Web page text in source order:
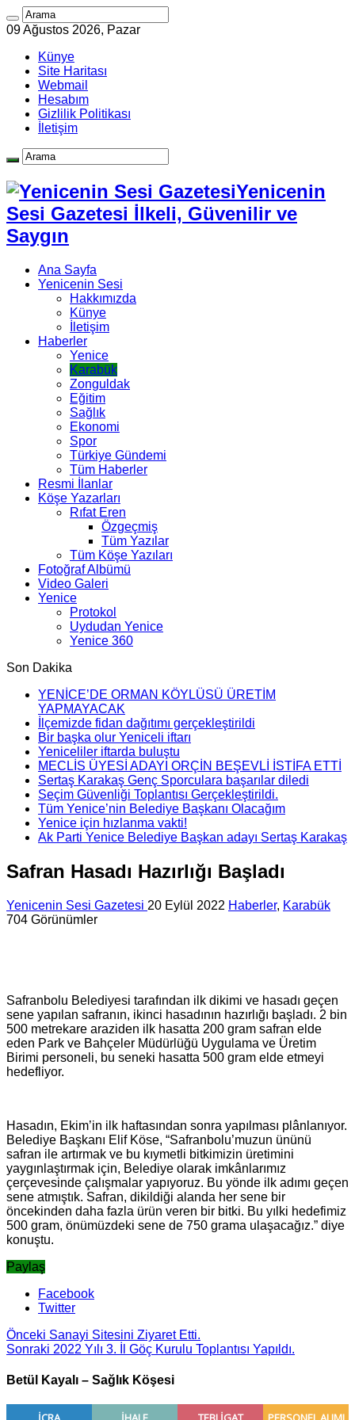
09 Ağustos 2026, Pazar
Künye
Site Haritası
Webmail
Hesabım
Gizlilik Politikası
İletişim
Yenicenin
Sesi Gazetesi İlkeli, Güvenilir ve
Saygın
Ana Sayfa
Yenicenin Sesi
Hakkımızda
Künye
İletişim
Haberler
Yenice
Karabük
Zonguldak
Eğitim
Sağlık
Ekonomi
Spor
Türkiye Gündemi
Tüm Haberler
Resmi İlanlar
Köşe Yazarları
Rıfat Eren
Özgeçmiş
Tüm Yazılar
Tüm Köşe Yazıları
Fotoğraf Albümü
Video Galeri
Yenice
Protokol
Uydudan Yenice
Yenice 360
Son Dakika
YENİCE’DE ORMAN KÖYLÜSÜ ÜRETİM
YAPMAYACAK
İlçemizde fidan dağıtımı gerçekleştirildi
Bir başka olur Yeniceli iftarı
Yeniceliler iftarda buluştu
MECLİS ÜYESİ ADAYI ORÇİN BEŞEVLİ İSTİFA ETTİ
Sertaş Karakaş Genç Sporculara başarılar diledi
Seçim Güvenliği Toplantısı Gerçekleştirildi.
Tüm Yenice’nin Belediye Başkanı Olacağım
Yenice için hızlanma vakti!
Ak Parti Yenice Belediye Başkan adayı Sertaş Karakaş
Safran Hasadı Hazırlığı Başladı
Yenicenin Sesi Gazetesi 20 Eylül 2022 Haberler, Karabük
704 Görünümler
Safranbolu Belediyesi tarafından ilk dikimi ve hasadı geçen
sene yapılan safranın, ikinci hasadının hazırlığı başladı. 2 bin
500 metrekare araziden ilk hasatta 200 gram safran elde
eden Park ve Bahçeler Müdürlüğü Uygulama ve Üretim
Birimi personeli, bu seneki hasatta 500 gram elde etmeyi
hedefliyor.
Hasadın, Ekim’in ilk haftasından sonra yapılması plânlanıyor.
Belediye Başkanı Elif Köse, “Safranbolu’muzun ününü
safran ile artırmak ve bu kıymetli bitkimizin üretimini
yaygınlaştırmak için, Belediye olarak imkânlarımız
çerçevesinde çalışmalar yapıyoruz. Bu yönde ilk adımı geçen
sene atmıştık. Safran, dikildiği alanda her sene bir
öncekinden daha fazla ürün veren bir bitki. Bu yılki hedefimiz
500 gram, önümüzdeki sene de 750 grama ulaşacağız.” diye
konuştu.
Paylaş
Facebook
Twitter
Önceki Sanayi Sitesini Ziyaret Etti.
Sonraki 2022 Yılı 3. İl Göç Kurulu Toplantısı Yapıldı.
Betül Kayalı – Sağlık Köşesi